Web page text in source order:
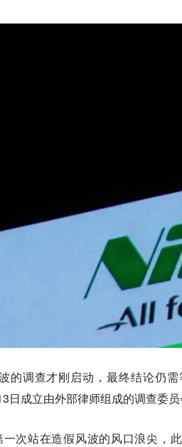
的调查才刚启动，最终结论仍
日成立由外部律师组成的调查委
次站在造假风波的风口浪尖，